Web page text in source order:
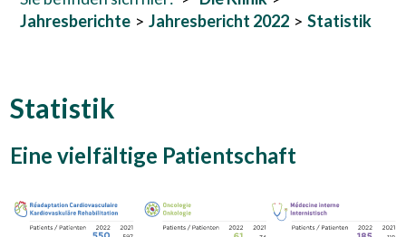
Jahresberichte
Jahresbericht 2022 Statistik
Statistik
Eine vielfältige Patientschaft